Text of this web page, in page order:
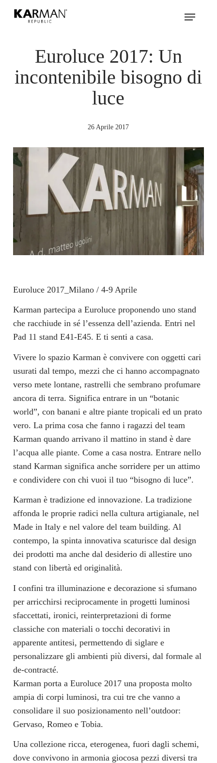
Menu
Euroluce 2017: Un
incontenibile bisogno di
luce
26 Aprile 2017
Euroluce 2017_Milano / 4-9 Aprile
Karman partecipa a Euroluce proponendo uno stand
che racchiude in sé l’essenza dell’azienda. Entri nel
Pad 11 stand E41-E45. E ti senti a casa.
Vivere lo spazio Karman è convivere con oggetti cari
usurati dal tempo, mezzi che ci hanno accompagnato
verso mete lontane, rastrelli che sembrano profumare
ancora di terra. Significa entrare in un “botanic
world”, con banani e altre piante tropicali ed un prato
vero. La prima cosa che fanno i ragazzi del team
Karman quando arrivano il mattino in stand è dare
l’acqua alle piante. Come a casa nostra. Entrare nello
stand Karman significa anche sorridere per un attimo
e condividere con chi vuoi il tuo “bisogno di luce”.
Karman è tradizione ed innovazione. La tradizione
affonda le proprie radici nella cultura artigianale, nel
Made in Italy e nel valore del team building. Al
contempo, la spinta innovativa scaturisce dal design
dei prodotti ma anche dal desiderio di allestire uno
stand con libertà ed originalità.
I confini tra illuminazione e decorazione si sfumano
per arricchirsi reciprocamente in progetti luminosi
sfaccettati, ironici, reinterpretazioni di forme
classiche con materiali o tocchi decorativi in
apparente antitesi, permettendo di siglare e
personalizzare gli ambienti più diversi, dal formale al
de-contracté.
Karman porta a Euroluce 2017 una proposta molto
ampia di corpi luminosi, tra cui tre che vanno a
consolidare il suo posizionamento nell’outdoor:
Gervaso, Romeo e Tobia.
Una collezione ricca, eterogenea, fuori dagli schemi,
dove convivono in armonia giocosa pezzi diversi tra